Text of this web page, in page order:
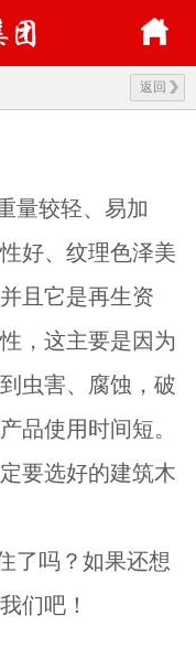
返回
较轻、易加
好、纹理色泽美
且它是再生资
，这主要是因为
虫害、腐蚀，破
品使用时间短。
要选好的建筑木
吗？如果还想
们吧！